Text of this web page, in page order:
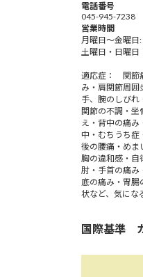
電話番号
045-945-7238
営業時間
月曜日～金曜
土曜日・日曜
休診
適応症： 関節
み・肩関節周囲
手、腕のしびれ
関節の不調・
え・背中の痛み
中・むちうち症
後の腰痛・めま
胸の違和感・自
肘・手首の痛み
底の痛み・胃腸
状など、気にな
国際基準